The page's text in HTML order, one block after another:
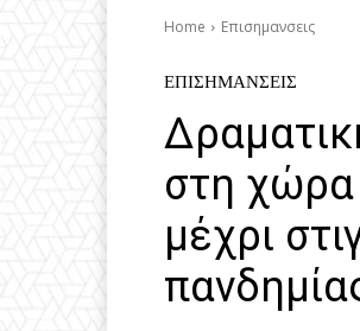
Home Επισημανσεις
ΕΠΙΣΗΜΑΝΣΕΙΣ
στη χώρα
μέχρι